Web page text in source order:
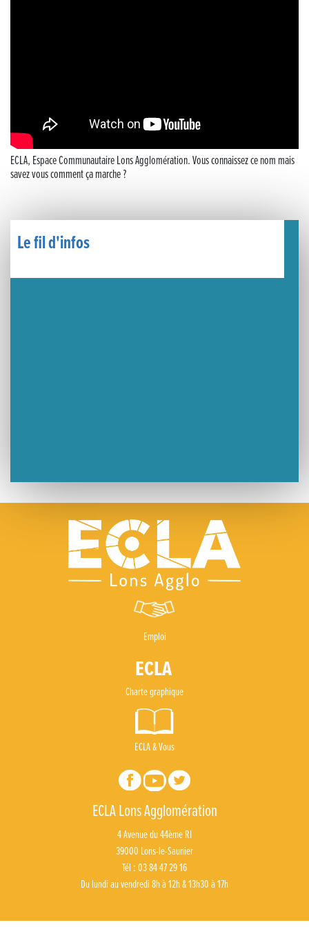
Victoire pour Lons-le-Saunier !
Lutter contre la prolifération du moustique tigre sur le territoire d’ECLA
Une belle journée de découverte pour les élèves de Poligny !
Summer Camp NBA Basketball School à Lons-le-Saunier !
🇫🇷✨ Cérémonie de la Victoire du 8 mai
Le Carnavélo 2025 a illuminé Lons-le-Saunier !
La passerelle de la Guiche du Parc des Bains a été inaugurée
Retour sur le Championnat Régional BFC de Para VTT Adapté
Le fil d'infos
ECLA, Espace Communautaire Lons Agglomération. Vous connaissez ce nom mais
savez vous comment ça marche ?
Emploi
Charte graphique
ECLA & Vous
ECLA Lons Agglomération
4 Avenue du 44ème RI
39000 Lons-le-Saunier
Tél : 03 84 47 29 16
Du lundi au vendredi 8h à 12h & 13h30 à 17h